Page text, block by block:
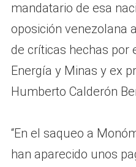
mandatario de esa
oposición venezolana
de críticas hechas por
Energía y Minas y ex
Humberto Calderón
“En el saqueo a
han aparecido unos